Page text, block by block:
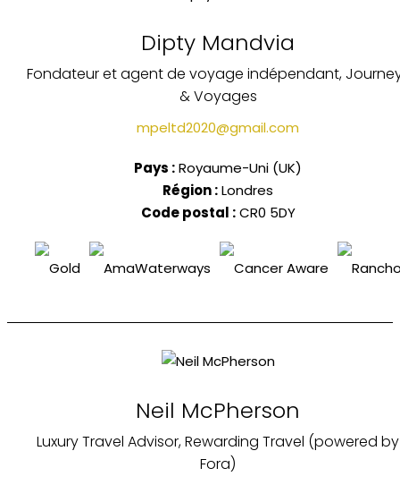
Dipty Mandvia
Fondateur et agent de voyage indépendant,
& Voyages
mpeltd2020@gmail.com
Pays :Royaume-Uni (UK)
Région :Londres
Code postal : CR0 5DY
Neil McPherson
Luxury Travel Advisor, Rewarding Travel (powered by
Fora)